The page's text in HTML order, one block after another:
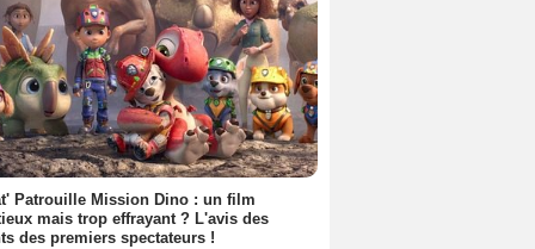
Patrouille Mission Dino : un film
mais trop effrayant ? L'avis des
des premiers spectateurs !